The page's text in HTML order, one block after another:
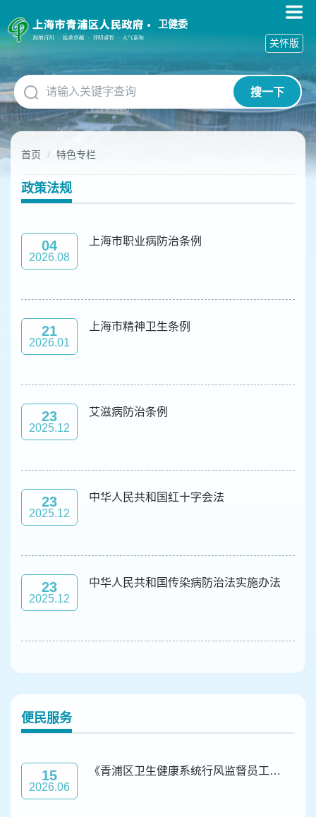
障
碍
作
说
明
跳
到
网
卫健委
搜一下
关怀版
首页 特色专栏
政策法规
04
2026.08
上海市职业病防治条例
21
2026.01
上海市精神卫生条例
23
2025.12
艾滋病防治条例
23
2025.12
中华人民共和国红十字会法
23
2025.12
中华人民共和国传染病防治法实施办法
便民服务
15
2026.06
《青浦区卫生健康系统行风监督员工作方案（试行）》 政策解读